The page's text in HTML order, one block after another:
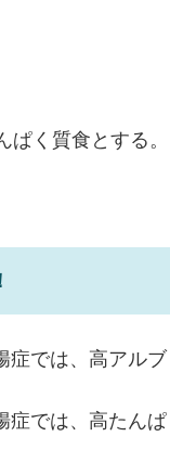
ぱく質食とする。
症では、高アル
症では、高たん